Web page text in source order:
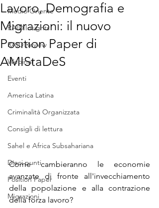
Medio Oriente
RAID Insights
RAID Review
Webinar
Eventi
America Latina
Criminalità Organizzata
Consigli di lettura
Sahel e Africa Subsahariana
Dieci punti
Position Paper
Migrazioni
Lavoro, Demografia e
Migrazioni: il nuovo
Position Paper di
AMIStaDeS
Come cambieranno le economie
avanzate di fronte all'invecchiamento
della popolazione e alla contrazione
della forza lavoro?